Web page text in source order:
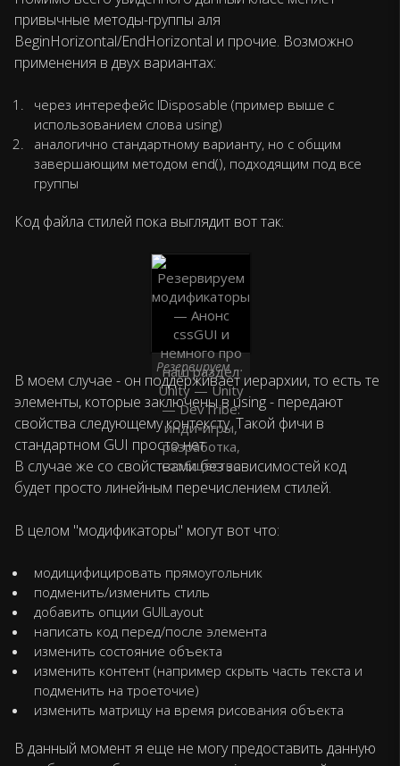
привычные методы-группы аля
BeginHorizontal/EndHorizontal и прочие. Возможно
применения в двух вариантах:
через интерефейс IDisposable (пример выше с
использованием слова using)
аналогично стандартному варианту, но с общим
завершающим методом end(), подходящим под все
группы
Код файла стилей пока выглядит вот так:
Резервируем модификаторы
В моем случае - он поддерживает иерархии, то есть те
элементы, которые заключены в using - передают
свойства следующему контексту. Такой фичи в
стандартном GUI просто нет.
В случае же со свойствами без зависимостей код
будет просто линейным перечислением стилей.
В целом "модификаторы" могут вот что:
модицифицировать прямоугольник
подменить/изменить стиль
добавить опции GUILayout
написать код перед/после элемента
изменить состояние объекта
изменить контент (например скрыть часть текста и
подменить на троеточие)
изменить матрицу на время рисования объекта
В данный момент я еще не могу предоставить данную